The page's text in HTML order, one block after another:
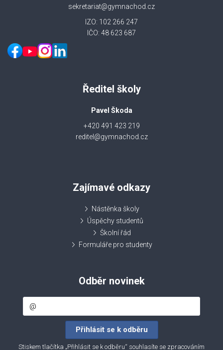
sekretariat@gymnachod.cz
IZO: 102 266 247
IČO: 48 623 687
Ředitel školy
Pavel Škoda
+420 491 423 219
reditel@gymnachod.cz
Zajímavé odkazy
Nástěnka školy
Úspěchy studentů
Školní řád
Formuláře pro studenty
Odběr novinek
Stiskem tlačítka „Přihlásit se k odběru“ souhlasíte se zpracováním